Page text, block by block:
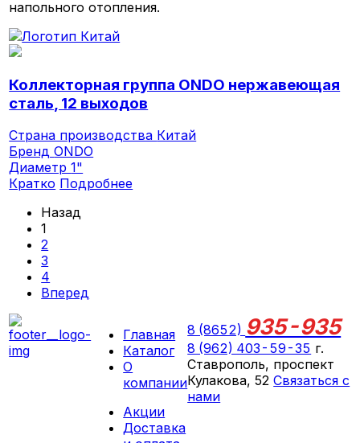
напольного отопления.
Коллекторная группа ONDO нержавеющая
сталь, 12 выходов
Страна производства Китай
БрендONDO
Диаметр1"
Кратко Подробнее
Назад
1
2
3
4
Вперед
Главная
Каталог
О
компании
Акции
Доставка
8 (8652) 935-935
8 (962) 403-59-35 г.
Ставрополь, проспект
Кулакова, 52Связаться с
нами